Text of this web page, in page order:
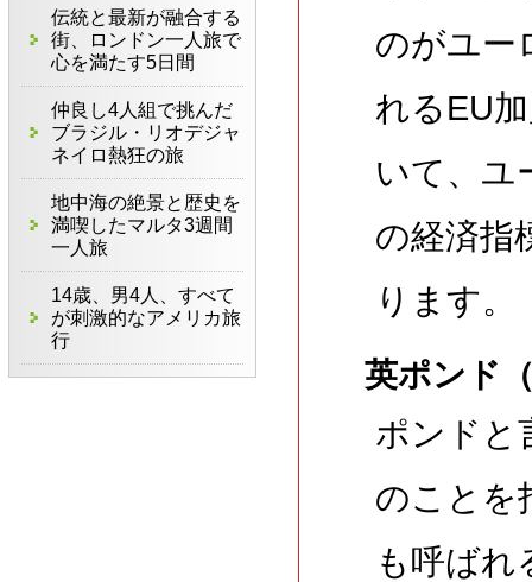
のがユー
れるEU
いて、ユ
の経済指
ります。
英ポンド
ポンドと
のことを
も呼ばれ
伝統と最新が融合する
街、ロンドン一人旅で
心を満たす5日間
仲良し4人組で挑んだ
ブラジル・リオデジャ
ネイロ熱狂の旅
地中海の絶景と歴史を
満喫したマルタ3週間
一人旅
14歳、男4人、すべて
が刺激的なアメリカ旅
行